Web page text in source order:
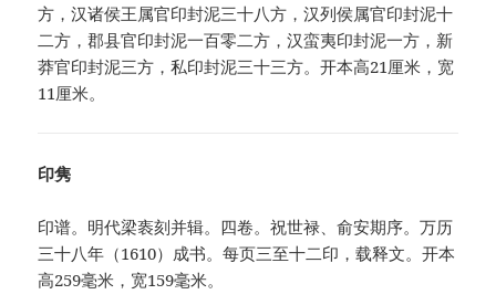
方，汉诸侯王属官印封泥三十八方，汉列侯属官印封泥十
二方，郡县官印封泥一百零二方，汉蛮夷印封泥一方，新
莽官印封泥三方，私印封泥三十三方。开本高21厘米，宽
11厘米。
印隽
印谱。明代梁袠刻并辑。四卷。祝世禄、俞安期序。万历
三十八年（1610）成书。每页三至十二印，载释文。开本
高259毫米，宽159毫米。